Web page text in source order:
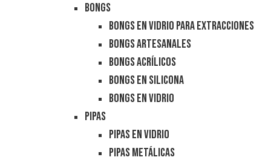
Bongs
Bongs en Vidrio para Extracciones
Bongs Artesanales
Bongs Acrílicos
Bongs en Silicona
Bongs en Vidrio
Pipas
Pipas en Vidrio
Pipas Metálicas